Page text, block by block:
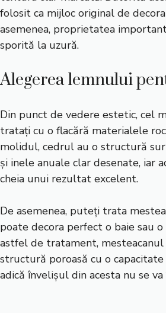
folosit ca mijloc original de
asemenea, proprietatea
sporită la uzură.
Alegerea lemnului
Din punct de vedere estetic, cel
tratați cu o flacără materialele
molidul, cedrul au o structură
și inele anuale clar desenate, iar
cheia unui rezultat excelent.
De asemenea, puteți trata
poate decora perfect o baie sau
astfel de tratament,
structură poroasă cu o
adică învelișul din acesta nu se